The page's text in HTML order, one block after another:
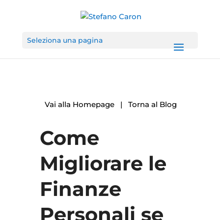
Seleziona una pagina
Vai alla Homepage |Torna al Blog
Come
Migliorare le
Finanze
Personali se